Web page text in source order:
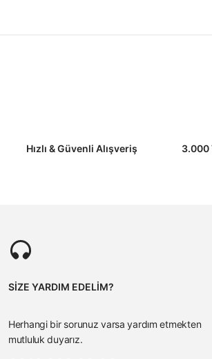
Hızlı & Güvenli Alışveriş
3.000
SİZE YARDIM EDELİM?
Herhangi bir sorunuz varsa yardım etmekten
mutluluk duyarız.